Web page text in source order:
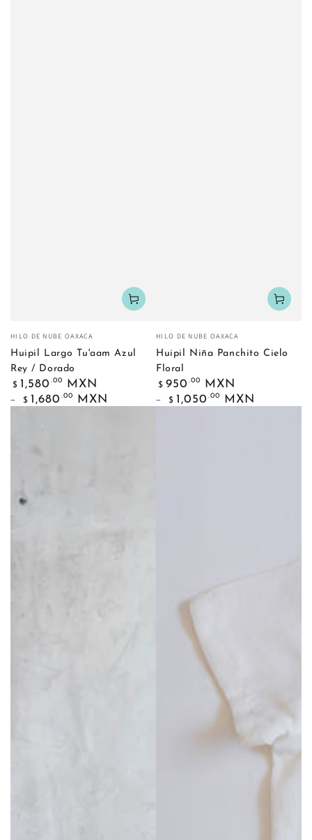
Fournisseur:
HILO DE NUBE OAXACA
Huipil Largo Tu'aam Azul
Rey / Dorado
Prix
normal
$ 1,580 .00 MXN
$ 1,680 .00 MXN
Fournisseur:
HILO DE NUBE OAXACA
Huipil Niña Panchito Cielo
Floral
Prix
normal
$ 950 .00 MXN
$ 1,050 .00 MXN